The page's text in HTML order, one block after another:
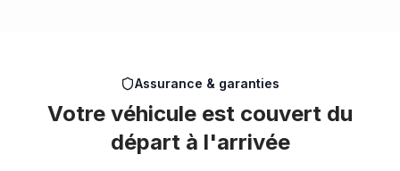
Assurance & garanties
Votre véhicule est couvert du
départ à l'arrivée